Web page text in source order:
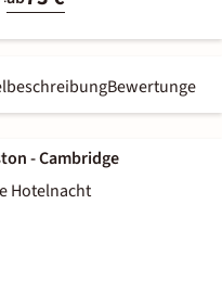
Bewertungen
- Cambridge
Hotelnacht